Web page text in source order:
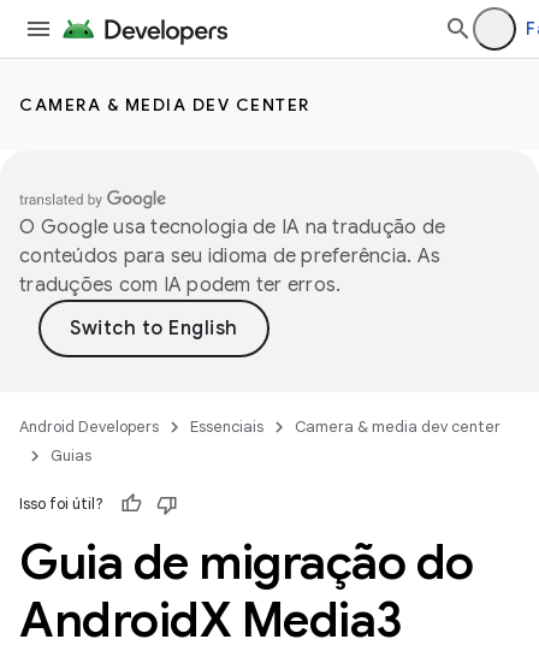
CAMERA & MEDIA DEV CENTER
O Google usa tecnologia de IA na tradução de
conteúdos para seu idioma de preferência. As
traduções com IA podem ter erros.
Android Developers Essenciais
Camera & media dev center
Guias
Isso foi útil?
Guia de migração do
AndroidX Media3